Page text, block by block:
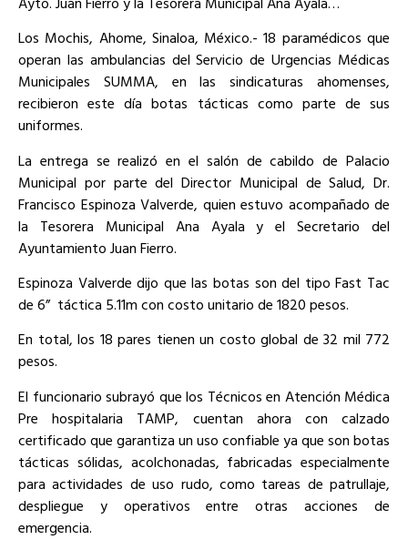
Los Mochis, Ahome, Sinaloa, México.- 18 paramédicos que
operan las ambulancias del Servicio de Urgencias Médicas
Municipales SUMMA, en las sindicaturas ahomenses,
recibieron este día botas tácticas como parte de sus
uniformes.
La entrega se realizó en el salón de cabildo de Palacio
Municipal por parte del Director Municipal de Salud, Dr.
Francisco Espinoza Valverde, quien estuvo acompañado de
la Tesorera Municipal Ana Ayala y el Secretario del
Ayuntamiento Juan Fierro.
Espinoza Valverde dijo que las botas son del tipo Fast Tac
de 6” táctica 5.11m con costo unitario de 1820 pesos.
En total, los 18 pares tienen un costo global de 32 mil 772
pesos.
El funcionario subrayó que los Técnicos en Atención Médica
Pre hospitalaria TAMP, cuentan ahora con calzado
certificado que garantiza un uso confiable ya que son botas
tácticas sólidas, acolchonadas, fabricadas especialmente
para actividades de uso rudo, como tareas de patrullaje,
despliegue y operativos entre otras acciones de
emergencia.